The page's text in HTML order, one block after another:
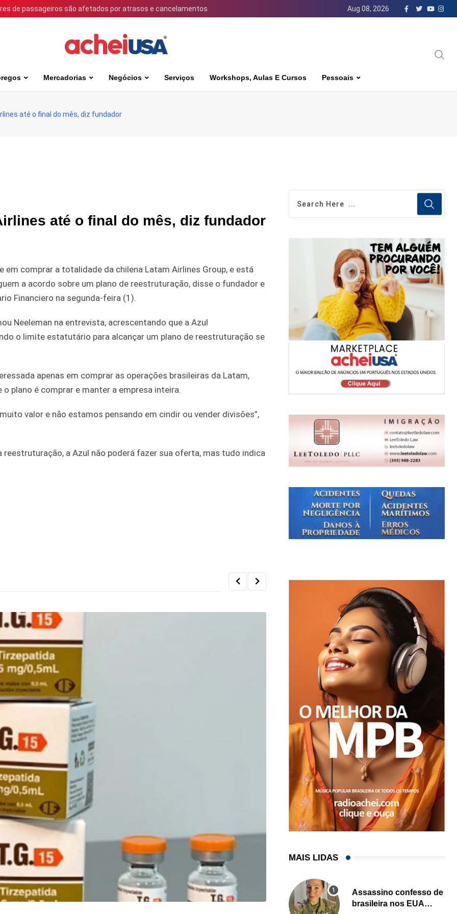
de passageiros são afetados por atrasos e cancelamentos Aug 08, 2026
Mercadorias Negócios Serviços Workshops, Aulas E Cursos Pessoais
até o final do mês, diz fundador
até o final do mês, diz fundador
comprar a totalidade da chilena Latam Airlines Group, e está
a acordo sobre um plano de reestruturação, disse o fundador e
Financiero na segunda-feira (1).
Neeleman na entrevista, acrescentando que a Azul
o limite estatutário para alcançar um plano de reestruturação se
apenas em comprar as operações brasileiras da Latam,
plano é comprar e manter a empresa inteira.
valor e não estamos pensando em cindir ou vender divisões”,
reestruturação, a Azul não poderá fazer sua oferta, mas tudo indica
MAIS LIDAS
Assassino confesso de
brasileira nos EUA